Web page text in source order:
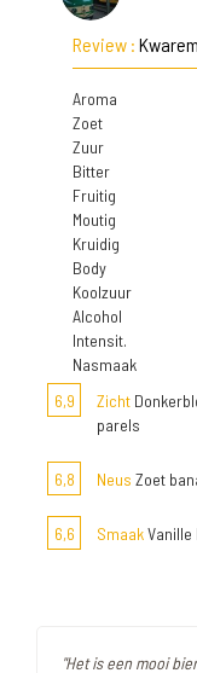
Review :
Aroma
Zoet
Zuur
Bitter
Fruitig
Moutig
Kruidig
Body
Koolzuur
Alcohol
Intensit.
Nasmaak
6,9
Zicht
parels
6,8 Neus Zoet
6,6 Smaak
"Het is een mooi